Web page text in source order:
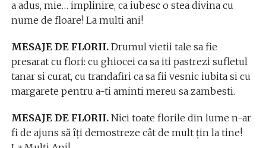
a adus, mie… implinire, ca iubesc o stea divina cu
nume de floare! La multi ani!
MESAJE DE FLORII.Drumul vietii tale sa fie
presarat cu flori: cu ghiocei ca sa iti pastrezi sufletul
tanar si curat, cu trandafiri ca sa fii vesnic iubita si cu
margarete pentru a-ti aminti mereu sa zambesti.
MESAJE DE FLORII.Nici toate florile din lume n-ar
fi de ajuns să îţi demostreze cât de mult ţin la tine!